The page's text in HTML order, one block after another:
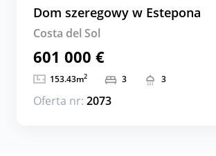
Dom szeregowy w Estepona
Costa del Sol
601 000 €
153.43m2 3 3
Oferta nr: 2073